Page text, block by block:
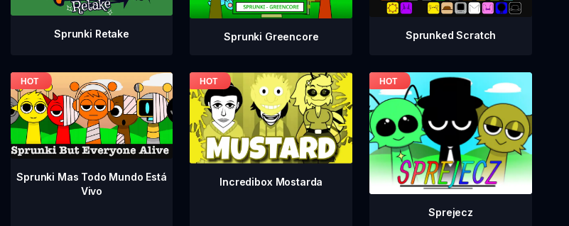
Sprunki Retake Sprunki Greencore Sprunked Scratch
Sprunki Mas Todo Mundo Está
Vivo
Incredibox Mostarda
Sprejecz